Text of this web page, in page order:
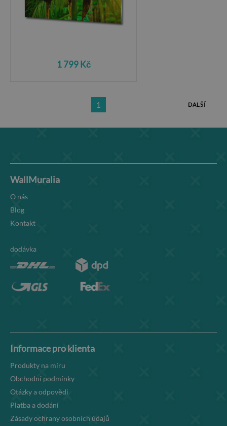
1 799 Kč
1 DALŠÍ
WallMuralia
O nás
Blog
Kontakt
dodávka
Informace pro klienta
Produkty na míru
Obchodní podmínky
Otázky a odpovědi
Platba a dodání
Zásady ochrany osobních údajů